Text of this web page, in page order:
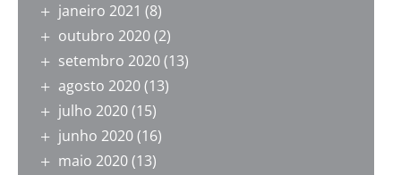
janeiro 2021 (8)
outubro 2020(2)
setembro 2020(13)
agosto 2020(13)
julho 2020(15)
junho 2020(16)
maio 2020(13)